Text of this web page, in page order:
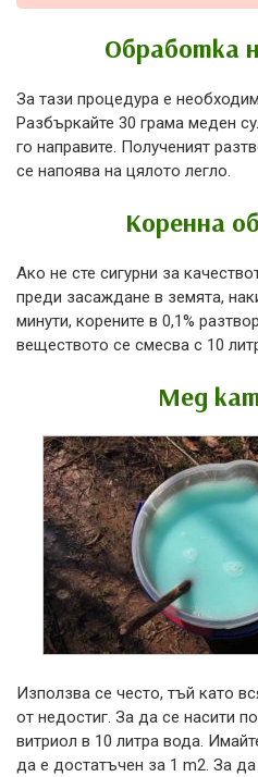
Обработка
За тази процедура е
Разбъркайте 30 грама меден
го направите. Полученият
се напоява на цялото легло.
Коренна
Ако не сте сигурни за
преди засаждане в земята,
минути, корените в 0,1%
веществото се смесва с 10
Мед
Използва се често, тъй като
от недостиг. За да се насити
витриол в 10 литра вода.
да е достатъчен за 1 m2. За